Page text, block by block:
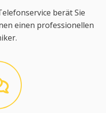
berät Sie
einen professionellen